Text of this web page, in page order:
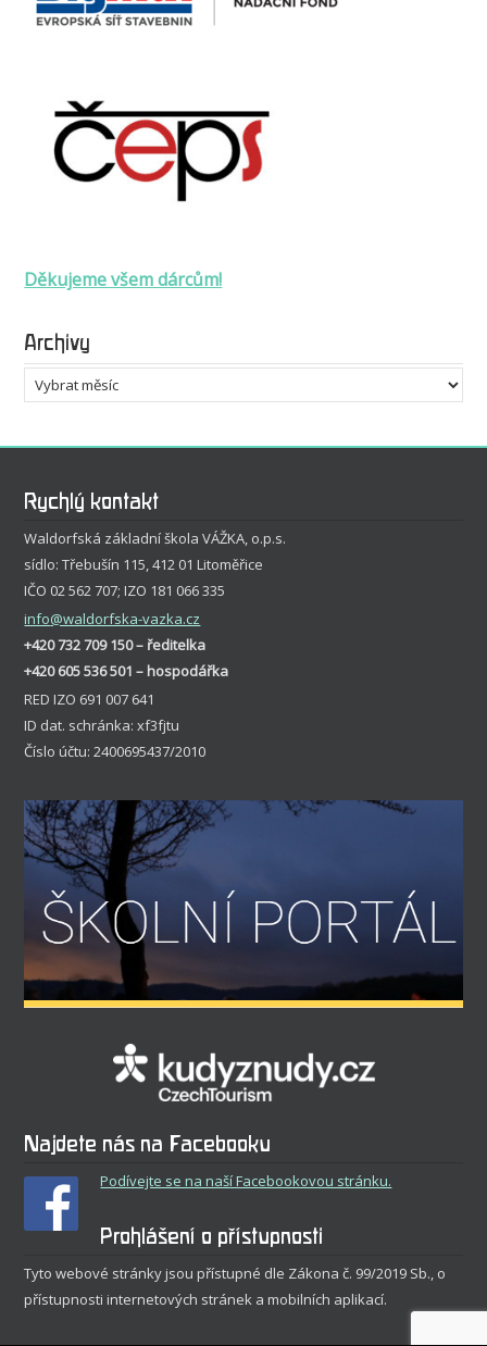
Děkujeme všem dárcům!
Archivy
Archivy
Rychlý kontakt
Waldorfská základní škola VÁŽKA, o.p.s.
sídlo: Třebušín 115, 412 01 Litoměřice
IČO 02 562 707; IZO 181 066 335
info@waldorfska-vazka.cz
+420 732 709 150 – ředitelka
+420 605 536 501 – hospodářka
RED IZO 691 007 641
ID dat. schránka: xf3fjtu
Číslo účtu: 2400695437/2010
Najdete nás na Facebooku
Podívejte se na naší Facebookovou stránku.
Prohlášení o přístupnosti
Tyto webové stránky jsou přístupné dle Zákona č. 99/2019 Sb., o
přístupnosti internetových stránek a mobilních aplikací.